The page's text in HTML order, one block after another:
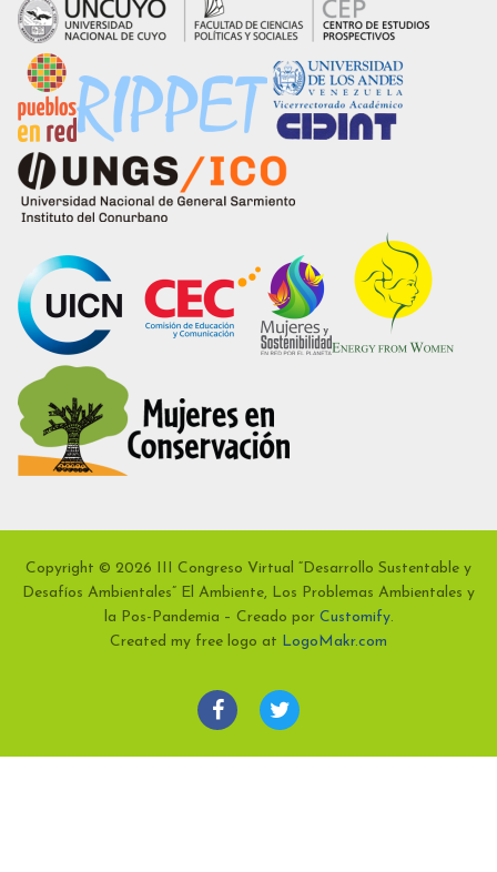
Copyright © 2026 III Congreso Virtual “Desarrollo Sustentable y
Desafíos Ambientales” El Ambiente, Los Problemas Ambientales y
la Pos-Pandemia – Creado por Customify.
Created my free logo at LogoMakr.com